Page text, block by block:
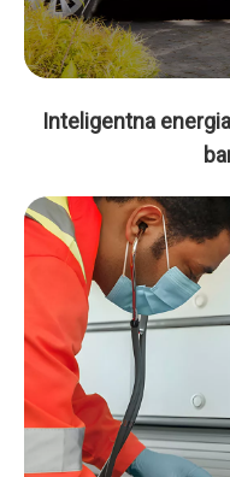
Inteligentna